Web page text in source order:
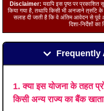
Disclaimer: यद्यपि इस पृष्ठ पर
किया गया है, तथापि किसी भी अनजाने त्रुटि के
सलाह दी जाती है कि वे अंतिम आवेदन से पूर्व
दिशा-निर्देशों
Frequently
1. क्या इस योजना के तहत
किसी अन्य राज्य का बैंक खाता